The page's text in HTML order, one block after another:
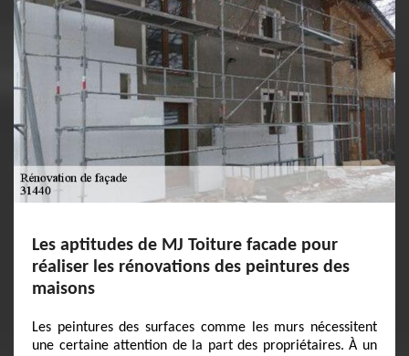
Les aptitudes de MJ Toiture facade pour
réaliser les rénovations des peintures des
maisons
Les peintures des surfaces comme les murs nécessitent
une certaine attention de la part des propriétaires. À un